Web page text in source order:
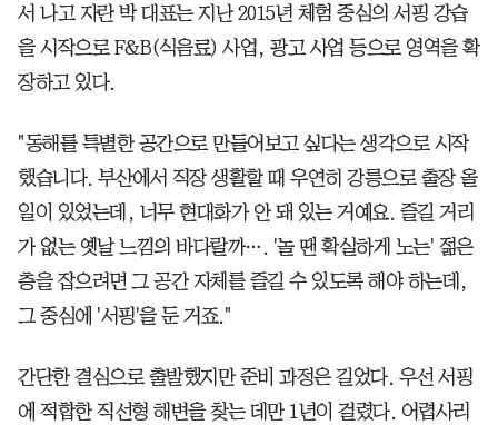
서 나고 자란 박 대표는 지난 2015년 체험 중심의 서핑 강습
을 시작으로 F&B(식음료) 사업, 광고 사업 등으로 영역을 확
장하고 있다.
"동해를 특별한 공간으로 만들어보고 싶다는 생각으로 시작
했습니다. 부산에서 직장 생활할 때 우연히 강릉으로 출장 올
일이 있었는데, 너무 현대화가 안 돼 있는 거예요. 즐길 거리
가 없는 옛날 느낌의 바다랄까…. '놀 땐 확실하게 노는' 젊은
층을 잡으려면 그 공간 자체를 즐길 수 있도록 해야 하는데,
그 중심에 '서핑'을 둔 거죠."
간단한 결심으로 출발했지만 준비 과정은 길었다. 우선 서핑
에 적합한 직선형 해변을 찾는 데만 1년이 걸렸다. 어렵사리